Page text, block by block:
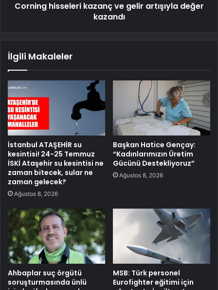
Corning hisseleri kazanç ve gelir artışıyla değer
kazandı
İlgili Makaleler
İstanbul ATAŞEHİR su
kesintisi! 24-25 Temmuz
İSKİ Ataşehir su kesintisi ne
zaman bitecek, sular ne
zaman gelecek?
Ağustos 8, 2026
Başkan Hatice Gençay:
“Kadınlarımızın Üretim
Gücünü Destekliyoruz”
Ağustos 8, 2026
Ahbaplar suç örgütü
soruşturmasında ünlü
MSB: Türk personel
Eurofighter eğitimi için